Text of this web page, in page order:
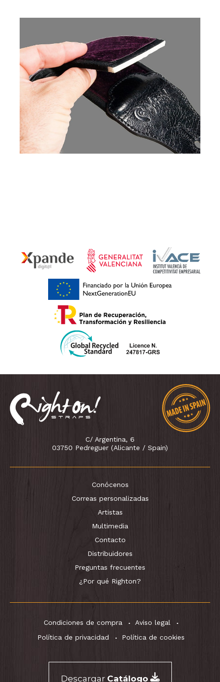
C/ Argentina, 6
03750 Pedreguer (Alicante / Spain)
Conócenos
Correas personalizadas
Artistas
Multimedia
Contacto
Distribuidores
Preguntas frecuentes
¿Por qué Righton?
Condiciones de compra
Aviso legal
Política de privacidad
Política de cookies
Descargar Catálogo